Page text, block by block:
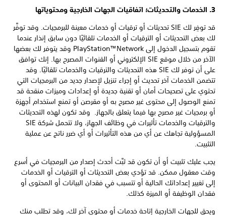
3. الخدمات والتحديثات؛ اتفاقيات الجهات الخارجية ومحتوياتها
قد توفِر لك SIE تحديثات أو ترقيات أو خدمات معينة للبرمجيات. وقد توفَّر
لك بعض التحديثات أو الترقيات أو الخدمات تلقائيًا دون سابق إنذار عندما
تقوم بتسجيل الدخول إلى PlayStation™Network وقد يتوفر لك بعضها
الآخر من خلال موقع SIE الإلكتروني أو القنوات المصرح بها. إنك توافق
على أن توفر لك SIE هذه التحديثات والترقيات والخدمات تلقائيًا. وقد
تتضمن الخدمات آخر تحديث أو إجراء تنزيل لإصدار جديد من البرمجيات التي
تحتوي على تصحيحات أمان أو تقنية جديدة أو إعدادات وميزات منقحة قد
تمنع الوصول إلى محتوى غير مصرح به أو مقرصن أو تمنع استخدام أجهزة
أو برمجيات غير مصرح بها فيما يتعلق بالجهاز. وقد تكون لهذه التحديثات
والترقيات والخدمات تأثيرات في وظائف الجهاز، ولا تتحمل شركة SIE
المسؤولية تجاهك عن أي من هذه التأثيرات أو أي ضرر ناتج عن عملية
التثبيت.
يجب عليك تثبيت أو أن تكون قد ثبَّت أحدث إصدار من البرمجيات في أسرع
وقت معقول ممكن. قد تؤدي بعض التحديثات أو الترقيات أو الخدمات
إلى تغيير إعداداتك الحالية أو تتسبب في فقدان البيانات أو المحتوى أو
فقدان الوظيفة أو الميزة كذلك.
ويحق للجهات الخارجية إتاحة خدمات أو محتوى آخر لك، وقد تطلب منك